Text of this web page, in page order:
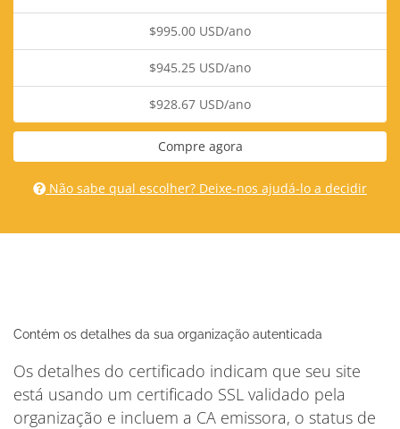
$995.00 USD/ano
$945.25 USD/ano
$928.67 USD/ano
Compre agora
Não sabe qual escolher? Deixe-nos ajudá-lo a decidir
Contém os detalhes da sua organização autenticada
Os detalhes do certificado indicam que seu site
está usando um certificado SSL validado pela
organização e incluem a CA emissora, o status de